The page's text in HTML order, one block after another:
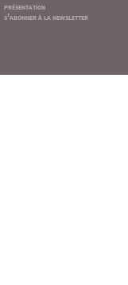
présentation
s'abonner à la newsletter